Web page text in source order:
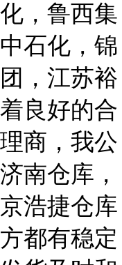
，鲁西集
石化，锦
，江苏裕
良好的合
商，我公
南仓库，
浩捷仓库
都有稳定